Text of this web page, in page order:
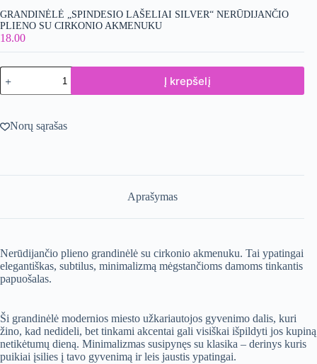
GRANDINĖLĖ „SPINDESIO LAŠELIAI SILVER“ NERŪDIJANČIO
PLIENO SU CIRKONIO AKMENUKU
18.00
produkto
kiekis:
GRANDINĖLĖ
LAŠELIAI
Silver“
Į krepšelį
Norų sąrašas
Aprašymas
Nerūdijančio plieno grandinėlė su cirkonio akmenuku. Tai ypatingai
elegantiškas, subtilus, minimalizmą mėgstančioms damoms tinkantis
papuošalas.
Ši grandinėlė modernios miesto užkariautojos gyvenimo dalis, kuri
žino, kad nedideli, bet tinkami akcentai gali visiškai išpildyti jos kupiną
netikėtumų dieną. Minimalizmas susipynęs su klasika – derinys kuris
puikiai įsilies į tavo gyvenimą ir leis jaustis ypatingai.